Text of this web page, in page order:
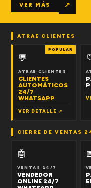
VER MÁS ↗
ATRAE CLIENTES
POPULAR
💬
ATRAE CLIENTES
CLIENTES
AUTOMÁTICOS
24/7
WHATSAPP
VER DETALLE ↗
CIERRE DE VENTAS
🤖
VENTAS 24/7
VENDEDOR
ONLINE 24/7